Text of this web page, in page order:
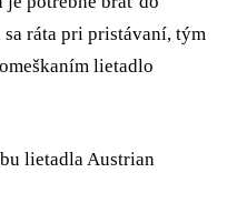
ráta pri pristávaní, tým
lietadlo
lietadla Austrian